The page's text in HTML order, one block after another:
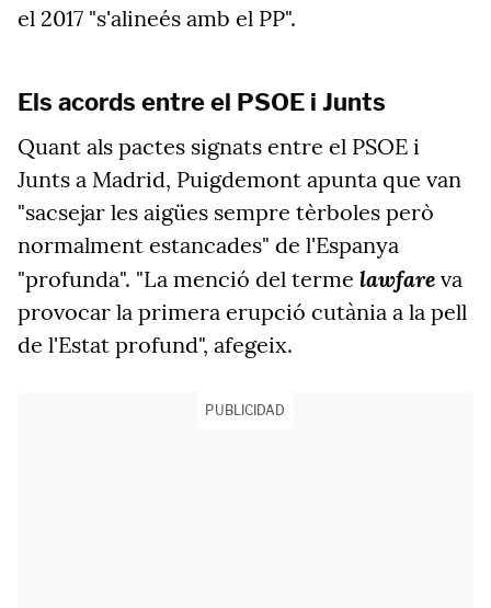
el 2017 "s'alineés amb el PP".
Els acords entre el PSOE i Junts
Quant als pactes signats entre el PSOE i
Junts a Madrid, Puigdemont apunta que van
"sacsejar les aigües sempre tèrboles però
normalment estancades" de l'Espanya
"profunda". "La menció del terme lawfare va
provocar la primera erupció cutània a la pell
de l'Estat profund", afegeix.
PUBLICIDAD